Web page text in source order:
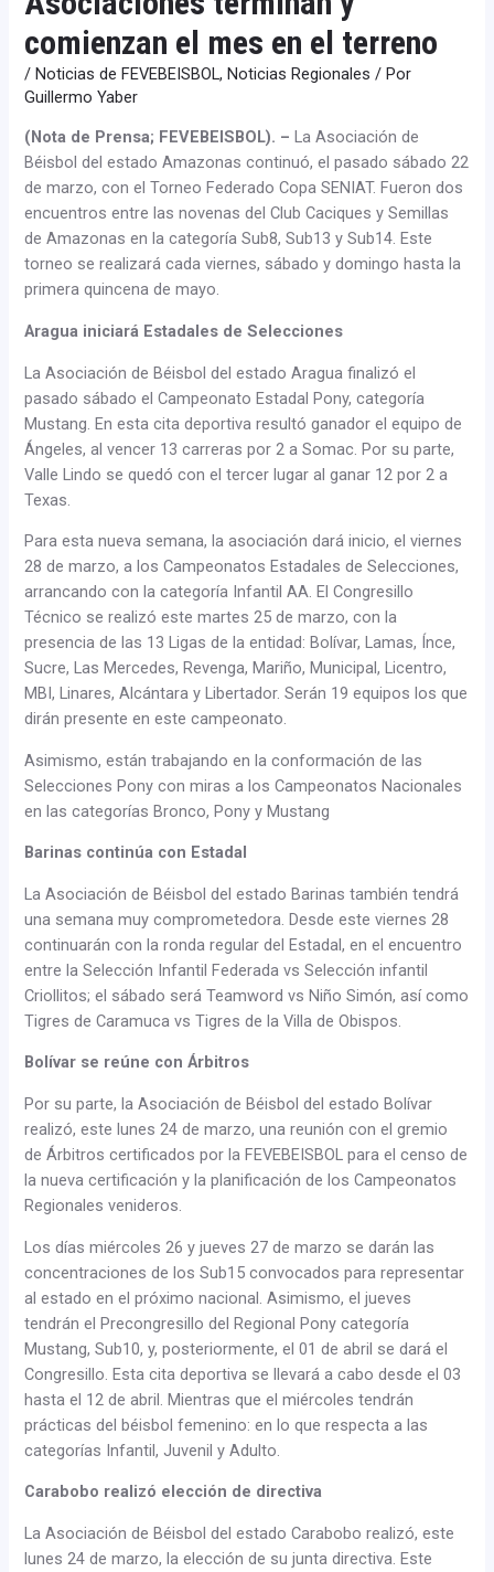
comienzan el mes en el terreno
/Noticias de FEVEBEISBOL,Noticias Regionales / Por
Guillermo Yaber
(Nota de Prensa; FEVEBEISBOL). – La Asociación de
Béisbol del estado Amazonas continuó, el pasado sábado 22
de marzo, con el Torneo Federado Copa SENIAT. Fueron dos
encuentros entre las novenas del Club Caciques y Semillas
de Amazonas en la categoría Sub8, Sub13 y Sub14. Este
torneo se realizará cada viernes, sábado y domingo hasta la
primera quincena de mayo.
Aragua iniciará Estadales de Selecciones
La Asociación de Béisbol del estado Aragua finalizó el
pasado sábado el Campeonato Estadal Pony, categoría
Mustang. En esta cita deportiva resultó ganador el equipo de
Ángeles, al vencer 13 carreras por 2 a Somac. Por su parte,
Valle Lindo se quedó con el tercer lugar al ganar 12 por 2 a
Texas.
Para esta nueva semana, la asociación dará inicio, el viernes
28 de marzo, a los Campeonatos Estadales de Selecciones,
arrancando con la categoría Infantil AA. El Congresillo
Técnico se realizó este martes 25 de marzo, con la
presencia de las 13 Ligas de la entidad: Bolívar, Lamas, Ínce,
Sucre, Las Mercedes, Revenga, Mariño, Municipal, Licentro,
MBI, Linares, Alcántara y Libertador. Serán 19 equipos los que
dirán presente en este campeonato.
Asimismo, están trabajando en la conformación de las
Selecciones Pony con miras a los Campeonatos Nacionales
en las categorías Bronco, Pony y Mustang
Barinas continúa con Estadal
La Asociación de Béisbol del estado Barinas también tendrá
una semana muy comprometedora. Desde este viernes 28
continuarán con la ronda regular del Estadal, en el encuentro
entre la Selección Infantil Federada vs Selección infantil
Criollitos; el sábado será Teamword vs Niño Simón, así como
Tigres de Caramuca vs Tigres de la Villa de Obispos.
Bolívar se reúne con Árbitros
Por su parte, la Asociación de Béisbol del estado Bolívar
realizó, este lunes 24 de marzo, una reunión con el gremio
de Árbitros certificados por la FEVEBEISBOL para el censo de
la nueva certificación y la planificación de los Campeonatos
Regionales venideros.
Los días miércoles 26 y jueves 27 de marzo se darán las
concentraciones de los Sub15 convocados para representar
al estado en el próximo nacional. Asimismo, el jueves
tendrán el Precongresillo del Regional Pony categoría
Mustang, Sub10, y, posteriormente, el 01 de abril se dará el
Congresillo. Esta cita deportiva se llevará a cabo desde el 03
hasta el 12 de abril. Mientras que el miércoles tendrán
prácticas del béisbol femenino: en lo que respecta a las
categorías Infantil, Juvenil y Adulto.
Carabobo realizó elección de directiva
La Asociación de Béisbol del estado Carabobo realizó, este
lunes 24 de marzo, la elección de su junta directiva. Este